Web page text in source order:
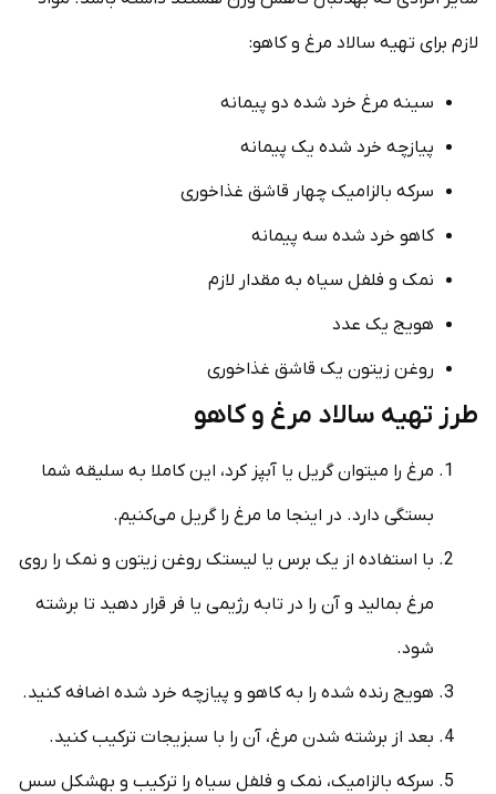
لازم برای تهیه سالاد مرغ و کاهو:
سینه مرغ خرد شده دو پیمانه
پیازچه خرد شده یک پیمانه
سرکه بالزامیک چهار قاشق غذاخوری
کاهو خرد شده سه پیمانه
نمک و فلفل سیاه به مقدار لازم
هویج یک عدد
روغن زیتون یک قاشق غذاخوری
طرز تهیه سالاد مرغ و کاهو
مرغ را می­توان گریل یا آبپز کرد، این کاملا به سلیقه شما
بستگی دارد. در اینجا ما مرغ را گریل می‌کنیم.
با استفاده از یک برس یا لیستک روغن زیتون و نمک را روی
مرغ بمالید و آن را در تابه رژیمی یا فر قرار دهید تا برشته
شود.
هویج رنده شده را به کاهو و پیازچه خرد شده اضافه کنید.
بعد از برشته شدن مرغ، آن را با سبزیجات ترکیب کنید.
سرکه بالزامیک، نمک و فلفل سیاه را ترکیب و به­شکل سس